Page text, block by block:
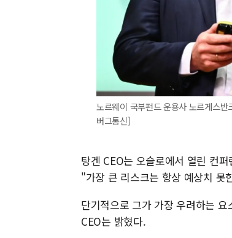
노르웨이 국부펀드 운용사 노르게스
버그통신]
탕겐 CEO는 오슬로에서 열린 컨
"가장 큰 리스크는 항상 예상치 못
단기적으로 그가 가장 우려하는
CEO는 밝혔다.